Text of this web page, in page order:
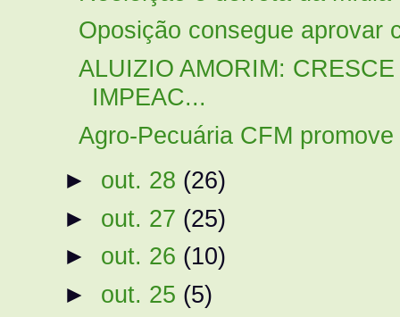
Oposição consegue aprovar
ALUIZIO AMORIM:
IMPEAC...
Agro-Pecuária CFM
► out. 28 (26)
► out. 27 (25)
► out. 26 (10)
► out. 25 (5)